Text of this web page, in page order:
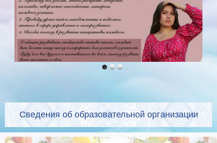
Сведения об образовательной организации